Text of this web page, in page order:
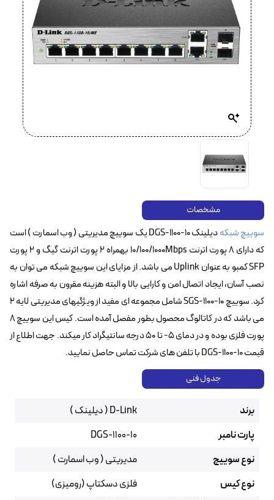
مشخصات
سوییچ شبکه
دیلینک DGS-1100-10 یک سوییچ مدیریتی ( وب اسمارت ) است
که دارای ۸ پورت اترنت 10/100/1000Mbps بهمراه ۲ پورت اترنت گیگ و ۲ پورت
SFP کمبو به عنوان Uplink می باشد. از مزایای این سوییچ شبکه می توان به
نصب آسان، ایجاد اتصال امن و کارایی بالا و البته هزینه مقرون به صرفه اشاره
کرد. سوییچ SGS-1100-10 شامل مجموعه ای مفید از ویژگیهای مدیریتی لایه ۲
می باشد که در کاتالوگ محصول بطور مفصل آمده است. کیس این سوییچ ۸
پورت فلزی بوده و در دمای ۵- تا ۵۰ درجه سانتیگراد کار میکند. جهت اطلاع از
قیمت DGS-1100-10 با تلفن های شرکت تماس حاصل نمایید.
جدول فنی
برند
D-Link ( دیلینک )
پارت نامبر
DGS-1100-10
نوع سوییچ
مدیریتی ( وب اسمارت )
نوع کیس
فلزی دسکتاپ (رومیزی)